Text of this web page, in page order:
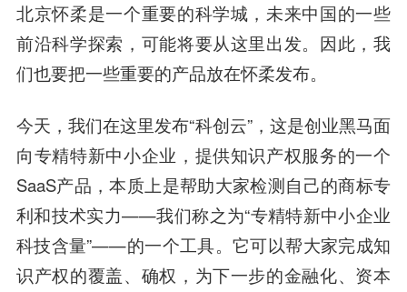
北京怀柔是一个重要的科学城，未来中国的一些
前沿科学探索，可能将要从这里出发。因此，我
们也要把一些重要的产品放在怀柔发布。
今天，我们在这里发布“科创云”，这是创业黑马面
向专精特新中小企业，提供知识产权服务的一个
SaaS产品，本质上是帮助大家检测自己的商标专
利和技术实力——我们称之为“专精特新中小企业
科技含量”——的一个工具。它可以帮大家完成知
识产权的覆盖、确权，为下一步的金融化、资本